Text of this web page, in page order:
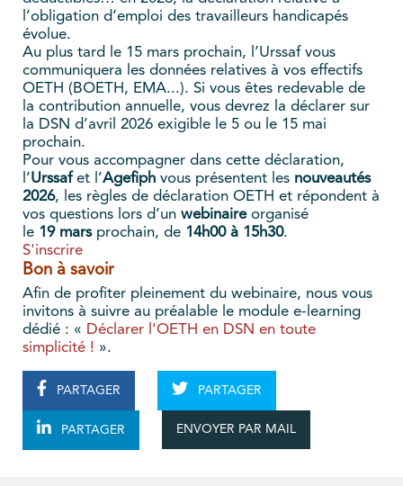
l’obligation d’emploi des travailleurs handicapés
évolue.
Au plus tard le 15 mars prochain, l’Urssaf vous
communiquera les données relatives à vos effectifs
OETH (BOETH, EMA...). Si vous êtes redevable de
la contribution annuelle, vous devrez la déclarer sur
la DSN d’avril 2026 exigible le 5 ou le 15 mai
prochain.
Pour vous accompagner dans cette déclaration,
l’Urssafet l’Agefiph vous présentent les nouveautés
2026, les règles de déclaration OETH et répondent à
vos questions lors d’un webinaireorganisé
le 19 marsprochain, de 14h00 à 15h30.
S'inscrire
Bon à savoir
Afin de profiter pleinement du webinaire, nous vous
invitons à suivre au préalable le module e-learning
dédié : « Déclarer l'OETH en DSN en toute
simplicité ! ».
PARTAGER PARTAGER
PARTAGER ENVOYER PAR MAIL